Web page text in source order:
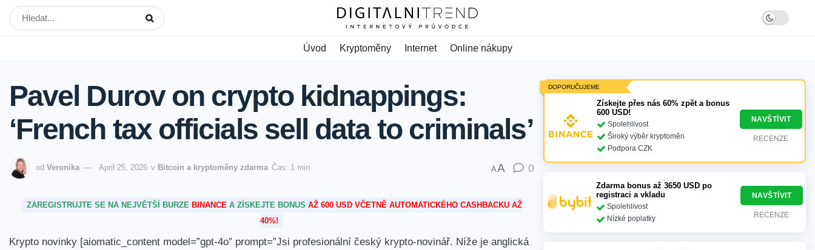
Úvod Kryptoměny Internet Online nákupy
Pavel Durov on crypto kidnappings:
‘French tax officials sell data to criminals’
od Veronika April 25, 2026 v Bitcoin a kryptoměny zdarma Čas: 1 min AA 0
ZAREGISTRUJTE SE NA NEJVĚTŠÍ BURZE BINANCEA ZÍSKEJTE BONUS AŽ 600 USD VČETNĚ AUTOMATICKÉHO CASHBACKU AŽ
40%!
Krypto novinky [aiomatic_content model=”gpt-4o” prompt=”Jsi profesionální český krypto-novinář. Níže je anglická
DOPORUČUJEME
Získejte přes nás 60% zpět a bonus
600 USD!
Spolehlivost
Široký výběr kryptoměn
Podpora CZK
NAVŠTÍVIT
RECENZE
Zdarma bonus až 3650 USD po
registraci a vkladu
Spolehlivost
Nízké poplatky
NAVŠTÍVIT
RECENZE